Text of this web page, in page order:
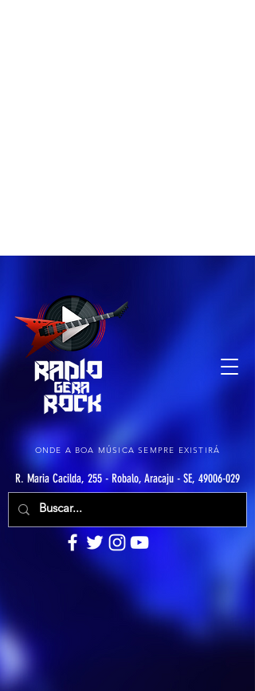
ONDE A BOA MÚSICA SEMPRE EXISTIRÁ
R. Maria Cacilda, 255 - Robalo, Aracaju - SE, 49006-029